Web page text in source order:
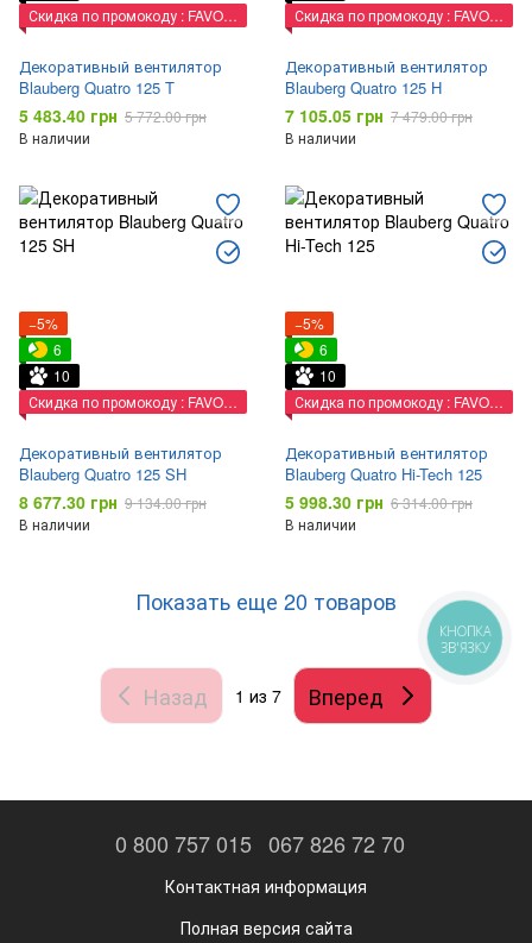
Скидка по промокоду : FAVORIT
Декоративный вентилятор
Blauberg Quatro 125 T
5 483.40 грн 5 772.00 грн
В наличии
Скидка по промокоду : FAVORIT
Декоративный вентилятор
Blauberg Quatro 125 H
7 105.05 грн 7 479.00 грн
В наличии
−5%
6
10
Скидка по промокоду : FAVORIT
Декоративный вентилятор
Blauberg Quatro 125 SH
8 677.30 грн 9 134.00 грн
В наличии
−5%
6
10
Скидка по промокоду : FAVORIT
Декоративный вентилятор
Blauberg Quatro Hi-Tech 125
5 998.30 грн 6 314.00 грн
В наличии
Показать еще 20 товаров
Назад 1 из 7 Вперед
0 800 757 015 067 826 72 70
Контактная информация
Полная версия сайта
КНОПКА
ЗВ'ЯЗКУ